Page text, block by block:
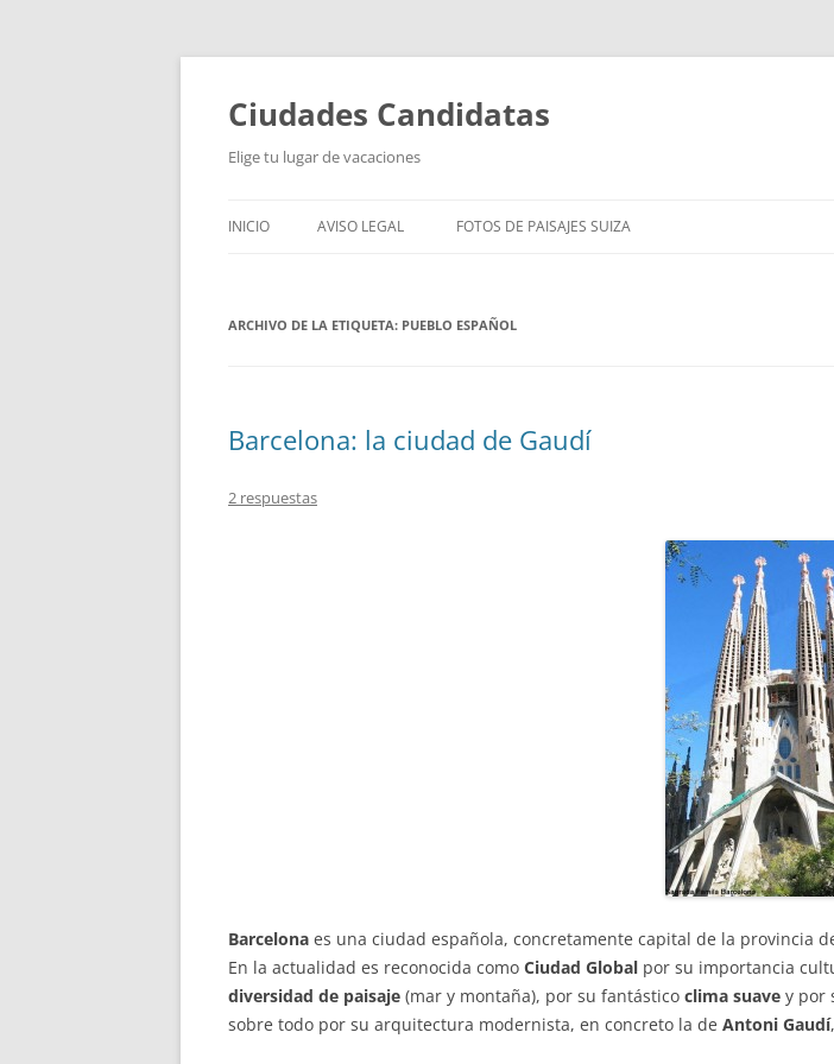
Saltar
contenido
Ciudades Candidatas
Elige tu lugar de vacaciones
INICIO AVISO LEGAL FOTOS DE PAISAJES SUIZA
ARCHIVO DE LA ETIQUETA: PUEBLO ESPAÑOL
Barcelona: la ciudad de Gaudí
2 respuestas
Barcelona es una ciudad española, concretamente capital de la provincia
En la actualidad es reconocida como Ciudad Global por su importancia
diversidad de paisaje (mar y montaña), por su fantástico clima suave y por
sobre todo por su arquitectura modernista, en concreto la de Antoni Gaudí